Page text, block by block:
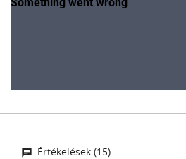
Értékelések (15)